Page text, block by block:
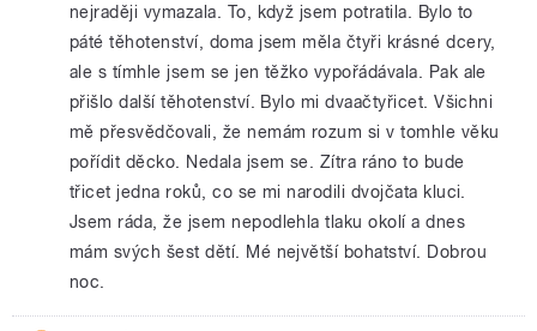
nejraději vymazala. To, když jsem potratila. Bylo to
páté těhotenství, doma jsem měla čtyři krásné dcery,
ale s tímhle jsem se jen těžko vypořádávala. Pak ale
přišlo další těhotenství. Bylo mi dvaačtyřicet. Všichni
mě přesvědčovali, že nemám rozum si v tomhle věku
pořídit děcko. Nedala jsem se. Zítra ráno to bude
třicet jedna roků, co se mi narodili dvojčata kluci.
Jsem ráda, že jsem nepodlehla tlaku okolí a dnes
mám svých šest dětí. Mé největší bohatství. Dobrou
noc.